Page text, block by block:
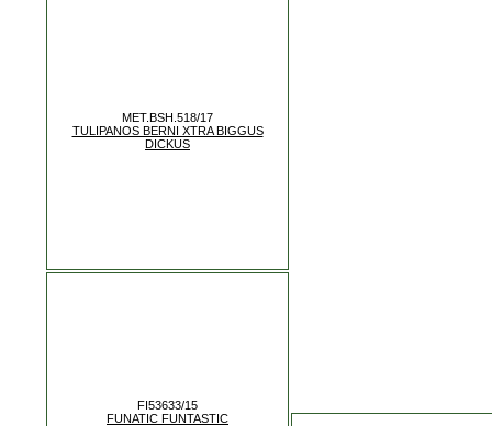
MET.BSH.518/17
TULIPANOS BERNI XTRA BIGGUS
DICKUS
FI53633/15
FUNATIC FUNTASTIC